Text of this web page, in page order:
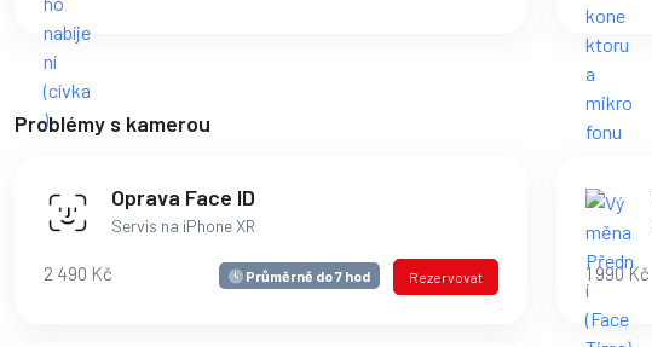
Problémy s kamerou
Oprava Face ID
Servis na iPhone XR
2 490 Kč Průměrně do 7 hod Rezervovat 1 990 Kč